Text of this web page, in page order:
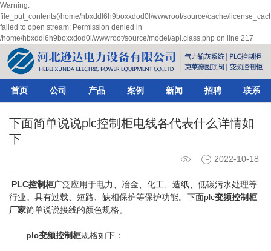
Warning:
file_put_contents(/home/hbxddl6h9boxxdod0l/wwwroot/source/cache/
failed to open stream: Permission denied in
/home/hbxddl6h9boxxdod0l/wwwroot/source/model/api.class.php on line 217
首页 公司 产品 案例 新闻 招聘 联系
下面简单说说plc控制柜电线各代表什么详情如
下
2022-10-18
PLC控制柜广泛应用于电力、冶金、化工、造纸、低碳污水处理等
行业。具有过载、短路、缺相保护等保护功能。下面plc变频控制柜
厂家简单说说接线的颜色规格。
plc变频控制柜规格如下：